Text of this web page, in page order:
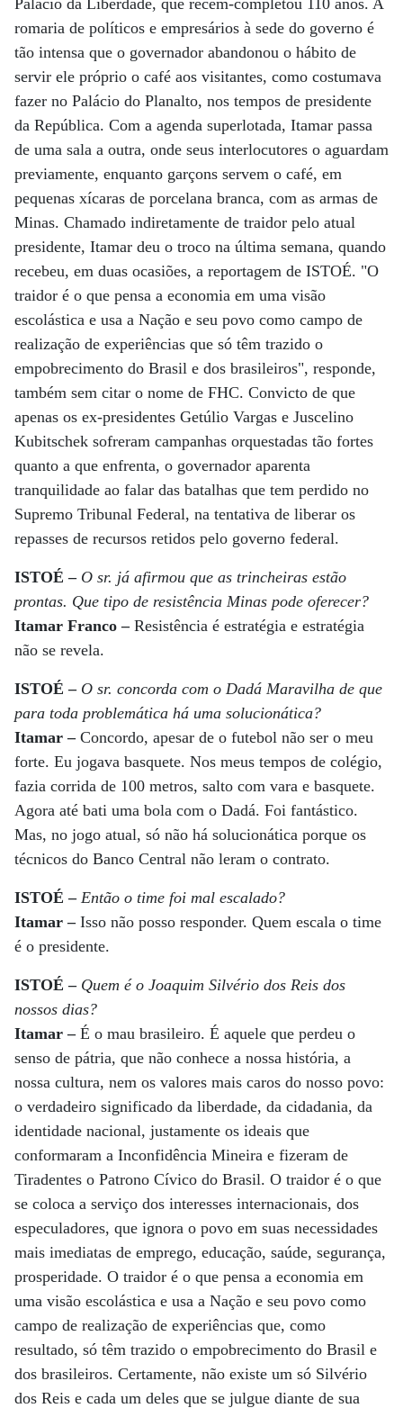
Palácio da Liberdade, que recém-completou 110 anos. A
romaria de políticos e empresários à sede do governo é
tão intensa que o governador abandonou o hábito de
servir ele próprio o café aos visitantes, como costumava
fazer no Palácio do Planalto, nos tempos de presidente
da República. Com a agenda superlotada, Itamar passa
de uma sala a outra, onde seus interlocutores o aguardam
previamente, enquanto garçons servem o café, em
pequenas xícaras de porcelana branca, com as armas de
Minas. Chamado indiretamente de traidor pelo atual
presidente, Itamar deu o troco na última semana, quando
recebeu, em duas ocasiões, a reportagem de ISTOÉ. "O
traidor é o que pensa a economia em uma visão
escolástica e usa a Nação e seu povo como campo de
realização de experiências que só têm trazido o
empobrecimento do Brasil e dos brasileiros", responde,
também sem citar o nome de FHC. Convicto de que
apenas os ex-presidentes Getúlio Vargas e Juscelino
Kubitschek sofreram campanhas orquestadas tão fortes
quanto a que enfrenta, o governador aparenta
tranquilidade ao falar das batalhas que tem perdido no
Supremo Tribunal Federal, na tentativa de liberar os
repasses de recursos retidos pelo governo federal.
ISTOÉ – O sr. já afirmou que as trincheiras estão
prontas. Que tipo de resistência Minas pode oferecer?
Itamar Franco –Resistência é estratégia e estratégia
não se revela.
ISTOÉ – O sr. concorda com o Dadá Maravilha de que
para toda problemática há uma solucionática?
Itamar – Concordo, apesar de o futebol não ser o meu
forte. Eu jogava basquete. Nos meus tempos de colégio,
fazia corrida de 100 metros, salto com vara e basquete.
Agora até bati uma bola com o Dadá. Foi fantástico.
Mas, no jogo atual, só não há solucionática porque os
técnicos do Banco Central não leram o contrato.
ISTOÉ – Então o time foi mal escalado?
Itamar – Isso não posso responder. Quem escala o time
é o presidente.
ISTOÉ – Quem é o Joaquim Silvério dos Reis dos
nossos dias?
Itamar – É o mau brasileiro. É aquele que perdeu o
senso de pátria, que não conhece a nossa história, a
nossa cultura, nem os valores mais caros do nosso povo:
o verdadeiro significado da liberdade, da cidadania, da
identidade nacional, justamente os ideais que
conformaram a Inconfidência Mineira e fizeram de
Tiradentes o Patrono Cívico do Brasil. O traidor é o que
se coloca a serviço dos interesses internacionais, dos
especuladores, que ignora o povo em suas necessidades
mais imediatas de emprego, educação, saúde, segurança,
prosperidade. O traidor é o que pensa a economia em
uma visão escolástica e usa a Nação e seu povo como
campo de realização de experiências que, como
resultado, só têm trazido o empobrecimento do Brasil e
dos brasileiros. Certamente, não existe um só Silvério
dos Reis e cada um deles que se julgue diante de sua